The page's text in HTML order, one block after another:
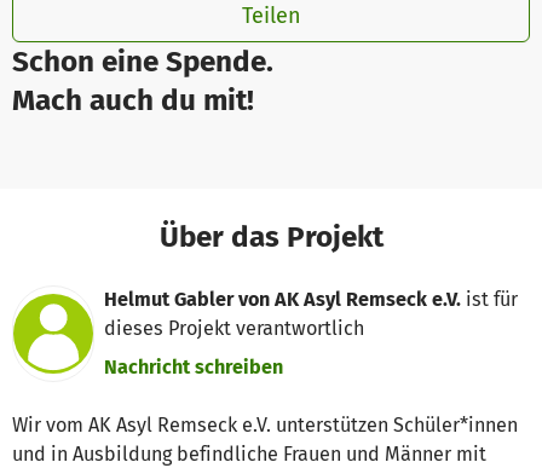
Schon eine Spende.
Mach auch du mit!
Teilen
Über das Projekt
Helmut Gabler von AK Asyl Remseck e.V. ist für
dieses Projekt verantwortlich
Nachricht schreiben
Wir vom AK Asyl Remseck e.V. unterstützen Schüler*innen
und in Ausbildung befindliche Frauen und Männer mit